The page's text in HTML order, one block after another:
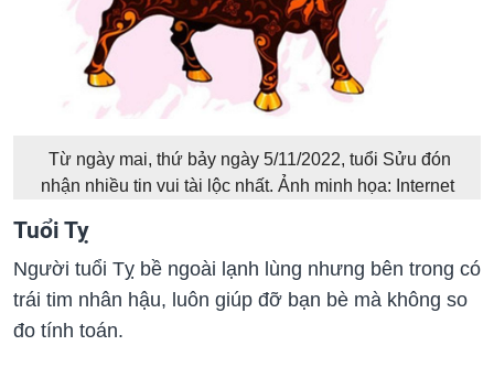
Từ ngày mai, thứ bảy ngày 5/11/2022, tuổi Sửu đón
nhận nhiều tin vui tài lộc nhất. Ảnh minh họa: Internet
Tuổi Tỵ
Người tuổi Tỵ bề ngoài lạnh lùng nhưng bên trong có
trái tim nhân hậu, luôn giúp đỡ bạn bè mà không so
đo tính toán.